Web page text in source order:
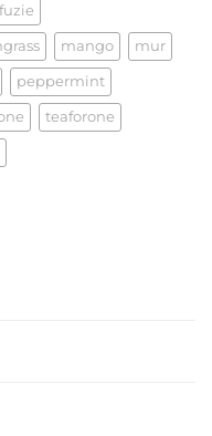
mango mur
peppermint
teaforone